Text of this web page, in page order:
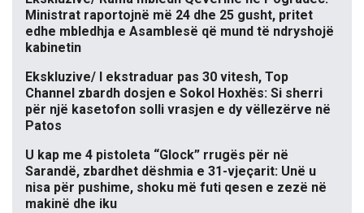
Ministrat raportojnë më 24 dhe 25 gusht, pritet
edhe mbledhja e Asamblesë që mund të ndryshojë
kabinetin
Ekskluzive/ I ekstraduar pas 30 vitesh, Top
Channel zbardh dosjen e Sokol Hoxhës: Si sherri
për një kasetofon solli vrasjen e dy vëllezërve në
Patos
U kap me 4 pistoleta “Glock” rrugës për në
Sarandë, zbardhet dëshmia e 31-vjeçarit: Unë u
nisa për pushime, shoku më futi qesen e zezë në
makinë dhe iku